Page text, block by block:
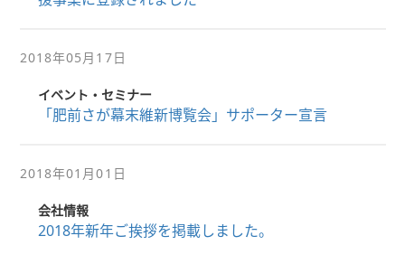
2018年05月17日
イベント・セミナー
「肥前さが幕末維新博覧会」サポーター宣言
2018年01月01日
会社情報
2018年新年ご挨拶を掲載しました。